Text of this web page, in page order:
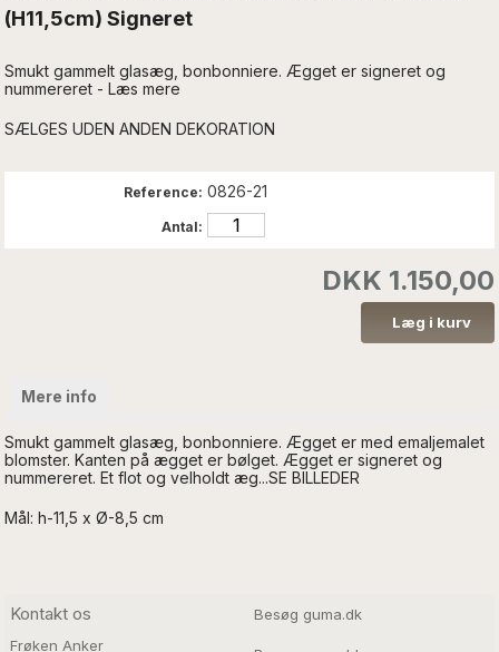
(H11,5cm) Signeret
Smukt gammelt glasæg, bonbonniere. Ægget er signeret og
nummereret - Læs mere
SÆLGES UDEN ANDEN DEKORATION
Reference: 0826-21
Antal:
DKK 1.150,00
Mere info
Smukt gammelt glasæg, bonbonniere. Ægget er med emaljemalet
blomster. Kanten på ægget er bølget. Ægget er signeret og
nummereret. Et flot og velholdt æg...SE BILLEDER
Mål: h-11,5 x Ø-8,5 cm
Kontakt os
Frøken Anker
Besøg guma.dk